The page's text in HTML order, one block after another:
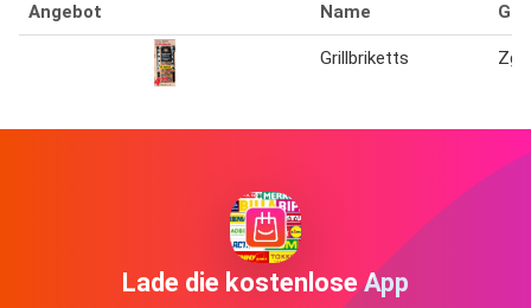
Angebot Name
Grillbriketts
Lade die kostenlose App